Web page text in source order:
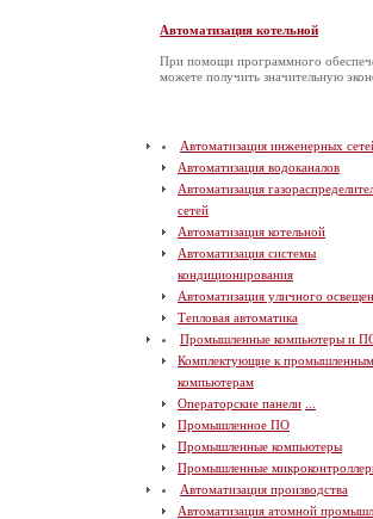
Автоматизация котельной
При помощи программного
можете получить значительную
Автоматизация инженерных
Автоматизация водоканалов
Автоматизация
сетей
Автоматизация котельной
Автоматизация системы
кондиционирования
Автоматизация уличного
Тепловая автоматика
Промышленные компьютеры и
Комплектующие к промышленным
компьютерам
Операторские панели
Промышленное ПО
Промышленные компьютеры
Промышленные
Автоматизация производства
Автоматизация атомной